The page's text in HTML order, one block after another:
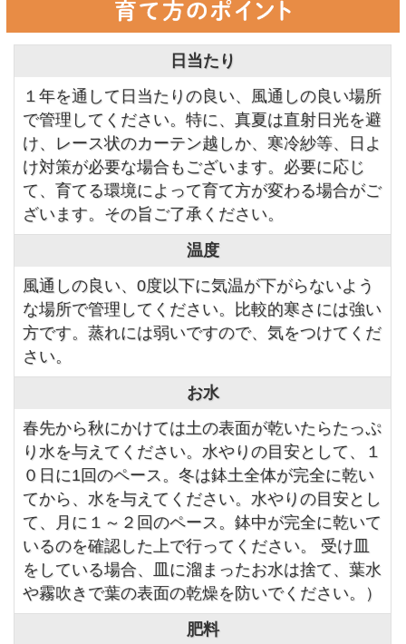
日当たり
１年を通して日当たりの良い、風通しの良い場所
で管理してください。特に、真夏は直射日光を避
け、レース状のカーテン越しか、寒冷紗等、日よ
け対策が必要な場合もございます。必要に応じ
て、育てる環境によって育て方が変わる場合がご
ざいます。その旨ご了承ください。
温度
風通しの良い、0度以下に気温が下がらないよう
な場所で管理してください。比較的寒さには強い
方です。蒸れには弱いですので、気をつけてくだ
さい。
お水
春先から秋にかけては土の表面が乾いたらたっぷ
り水を与えてください。水やりの目安として、１
０日に1回のペース。冬は鉢土全体が完全に乾い
てから、水を与えてください。水やりの目安とし
て、月に１～２回のペース。鉢中が完全に乾いて
いるのを確認した上で行ってください。 受け皿
をしている場合、皿に溜まったお水は捨て、葉水
や霧吹きで葉の表面の乾燥を防いでください。）
肥料